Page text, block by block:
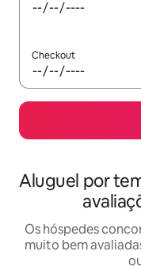
Checkout
Aluguel por
Os hóspedes
muito bem